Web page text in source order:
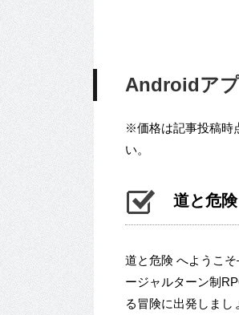
Androidア
※価格は記事投稿時
い。
道と危険
道と危険 へようこ
ージャルターン制
る冒険に出発しま